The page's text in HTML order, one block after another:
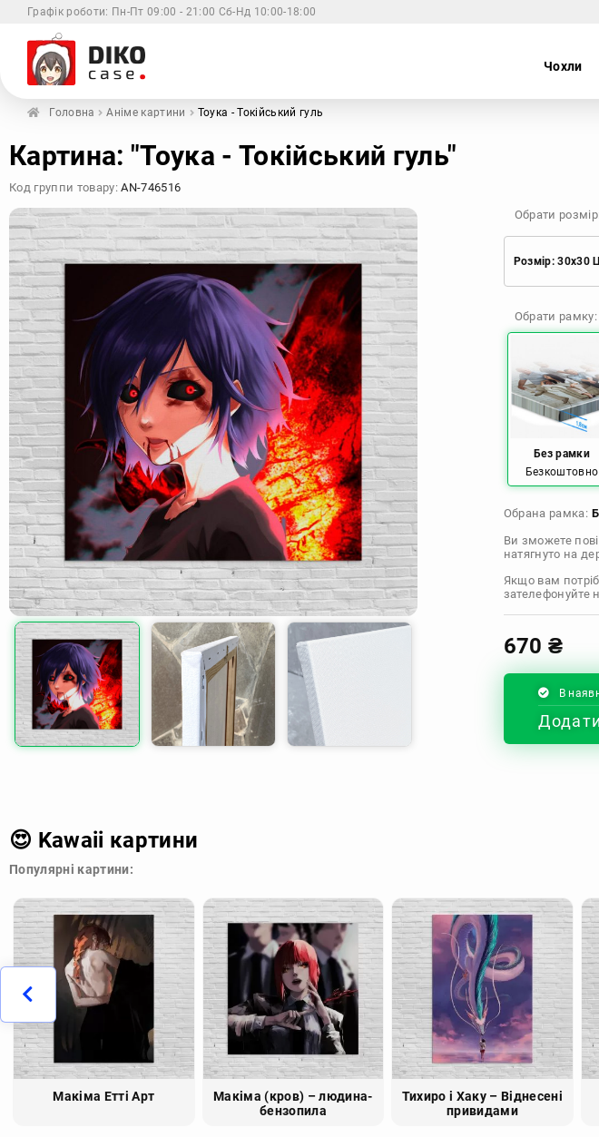
Графік роботи: Пн-Пт 09:00 - 21:00 Сб-Нд 10:00-18:00
Чохли
Xiaomi Samsung Apple
Головна Аніме картини Тоука - Токійський гуль
Картина: "Тоука - Токійський гуль"
Код группи товару:AN-746516
Обрати
Розмір: 30x30
Розмір:
Розмір: 50x50
Розмір: 60x60
Розмір:
Розмір: 80x80
Розмір: 90x90
Розмір:
Обрати рамку:
Без рамки
Безкоштовно
Обрана рамка:
Ви зможете
натягнуто на
Якщо вам
зателефонуйте
670 ₴
В
😍 Kawaii картини
Популярні картини:
Макіма Етті Арт
Макіма (кров) – людина-
бензопила
Тихиро і Хаку – Віднесені
привидами